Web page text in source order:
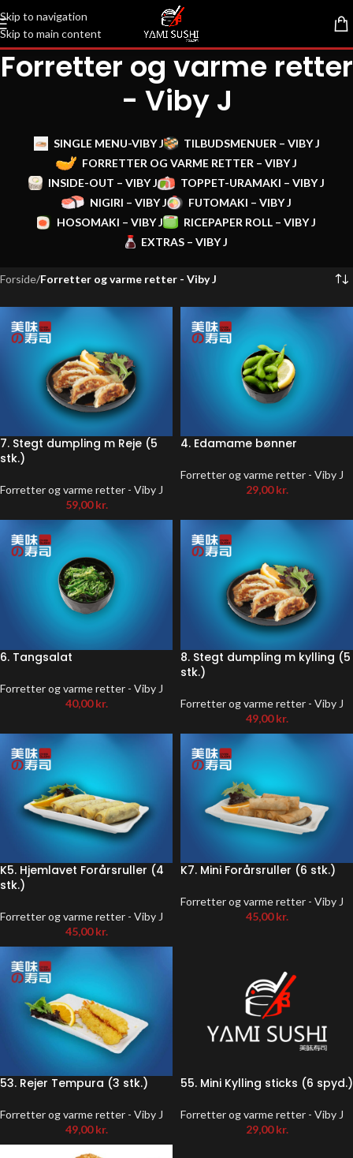
Skip to navigation
Skip to main content
Forretter og varme retter
- Viby J
SINGLE MENU-VIBY J
TILBUDSMENUER – VIBY J
FORRETTER OG VARME RETTER – VIBY J
INSIDE-OUT – VIBY J
TOPPET-URAMAKI – VIBY J
NIGIRI – VIBY J
FUTOMAKI – VIBY J
HOSOMAKI – VIBY J
RICEPAPER ROLL – VIBY J
EXTRAS – VIBY J
Forside/Forretter og varme retter - Viby J
7. Stegt dumpling m Reje (5
stk.)
Forretter og varme retter - Viby J
59,00kr.
4. Edamame bønner
Forretter og varme retter - Viby J
29,00kr.
6. Tangsalat
Forretter og varme retter - Viby J
40,00kr.
8. Stegt dumpling m kylling (5
stk.)
Forretter og varme retter - Viby J
49,00kr.
K5. Hjemlavet Forårsruller (4
stk.)
Forretter og varme retter - Viby J
45,00kr.
K7. Mini Forårsruller (6 stk.)
Forretter og varme retter - Viby J
45,00kr.
53. Rejer Tempura (3 stk.)
Forretter og varme retter - Viby J
49,00kr.
55. Mini Kylling sticks (6 spyd.)
Forretter og varme retter - Viby J
29,00kr.